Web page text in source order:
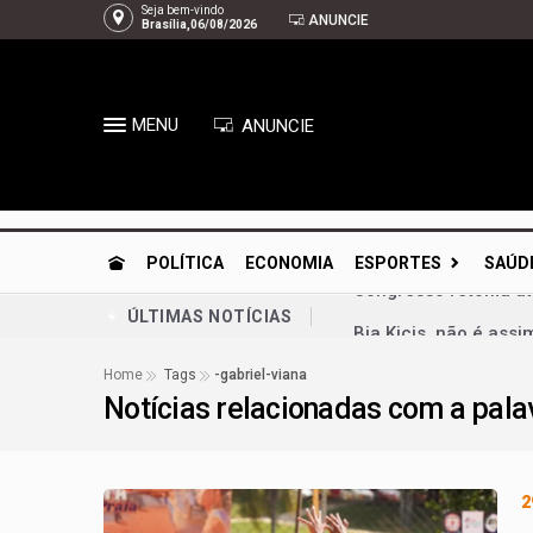
Seja bem-vindo
Brasília,06/08/2026
ANUNCIE
MENU ANUNCIE
POLÍTICA ECONOMIA ESPORTES
ÚLTIMAS NOTÍCIAS
Arruda | À espera
PL-DF confirma
Home Tags -gabriel-viana
Notícias relacionadas com a